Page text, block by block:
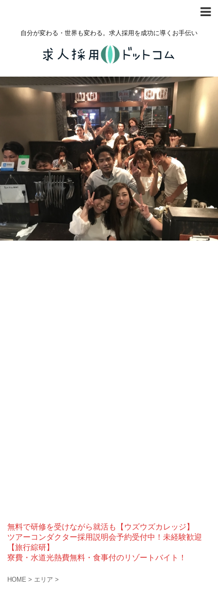
自分が変わる・世界も変わる。求人採用を成功に導くお手伝い
無料で研修を受けながら就活も【ウズウズカレッジ】
ツアーコンダクター採用説明会予約受付中！未経験歓迎
【旅行綜研】
寮費・水道光熱費無料・食事付のリゾートバイト！
HOME > エリア >